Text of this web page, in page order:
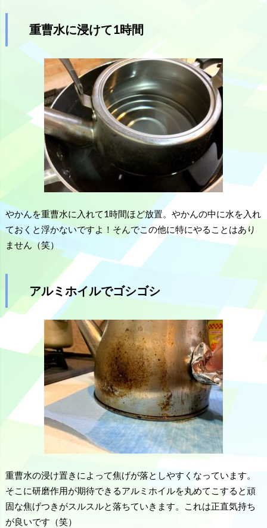
重曹水に浸けて1時間
やかんを重曹水に入れて1時間ほど放置。やかんの中に水を入れ
ておくと浮かないですよ！そんでこの他に特にやることはあり
ません（笑）
アルミホイルでゴシゴシ
重曹水の浸け置きによって焦げが落としやすくなっています。
そこに研磨作用が期待できるアルミホイルを丸めてこすると頑
固な焦げつきがスルスルと落ちていきます。これは正直気持ち
が良いです（笑）